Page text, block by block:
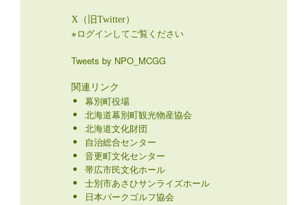
X（旧Twitter）
※ログインしてご覧ください
Tweets by NPO_MCGG
関連リンク
幕別町役場
北海道幕別町観光物産協会
北海道文化財団
自治総合センター
音更町文化センター
帯広市民文化ホール
士別市あさひサンライズホール
日本パークゴルフ協会